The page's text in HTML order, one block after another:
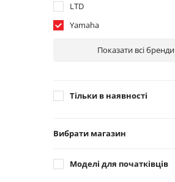
LTD
Yamaha
Показати всі бренди
Тільки в наявності
Вибрати магазин
Моделі для початківців